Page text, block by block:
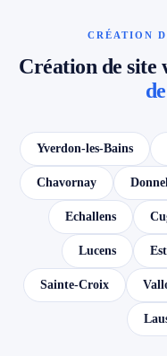
CRÉATION
Création de site
Yverdon-les-Bains
Chavornay
Echallens
Lucens
Sainte-Croix